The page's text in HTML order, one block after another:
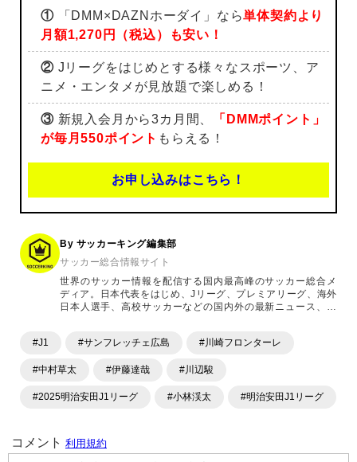
①「DMM×DAZNホーダイ」なら単体契約より
月額1,270円（税込）も安い！
②Jリーグをはじめとする様々なスポーツ、ア
ニメ・エンタメが見放題で楽しめる！
③新規入会月から3カ月間、
「DMMポイント」
が毎月550ポイント もらえる！
お申し込みはこちら！
By サッカーキング編集部
サッカー総合情報サイト
世界のサッカー情報を配信する国内最高峰のサッカー総合メ
ディア。日本代表をはじめ、Jリーグ、プレミアリーグ、海外
日本人選手、高校サッカーなどの国内外の最新ニュース、コ
ます。「X」「Instagram」「YouTube」「TikTok」など、
#J1 #サンフレッチェ広島 #川崎フロンターレ
#中村草太 #伊藤達哉 #川辺駿
#2025明治安田J1リーグ #小林渓太 #明治安田J1リーグ